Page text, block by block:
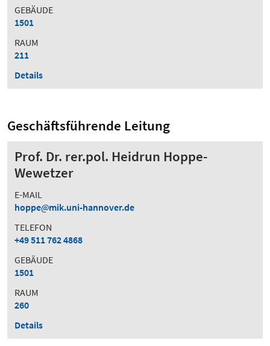
GEBÄUDE
1501
RAUM
211
Details
Geschäftsführende Leitung
Prof. Dr. rer.pol. Heidrun Hoppe-
Wewetzer
E-MAIL
hoppe
mik.uni-hannover.de
TELEFON
+49 511 762 4868
GEBÄUDE
1501
RAUM
260
Details